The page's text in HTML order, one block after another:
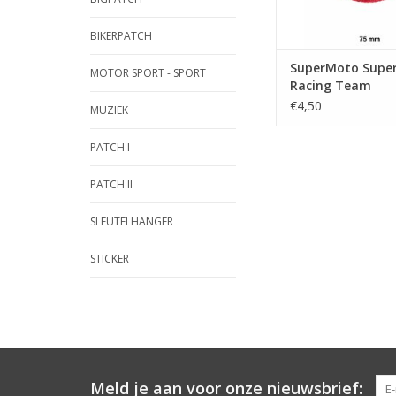
BIKERPATCH
MOTOR SPORT - SPORT
MUZIEK
PATCH I
PATCH II
SLEUTELHANGER
STICKER
SuperMoto
Racing Team
€4,50
Meld je aan voor onze nieuwsbrief: